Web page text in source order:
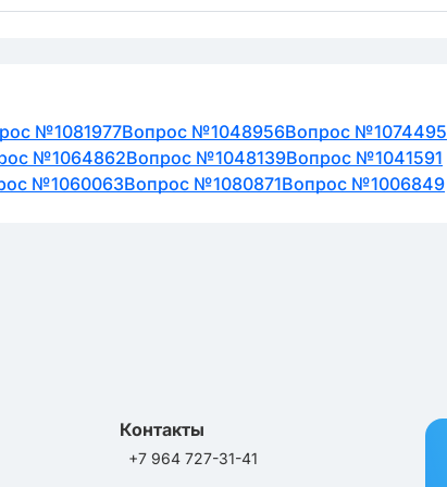
№1081977Вопрос №1048956Вопрос №1074495
№1064862Вопрос №1048139Вопрос №1041591
№1060063Вопрос №1080871Вопрос №1006849
Контакты
+7 964 727-31-41